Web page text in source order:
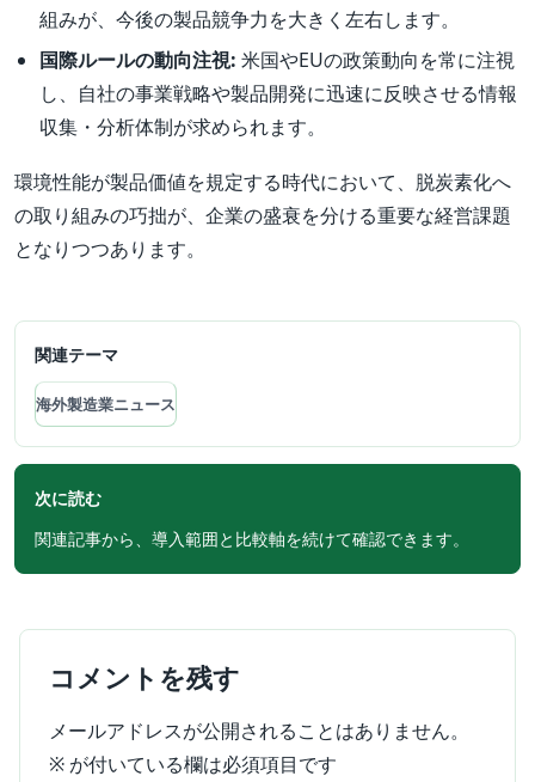
組みが、今後の製品競争力を大きく左右します。
国際ルールの動向注視: 米国やEUの政策動向を常に注視
し、自社の事業戦略や製品開発に迅速に反映させる情報
収集・分析体制が求められます。
環境性能が製品価値を規定する時代において、脱炭素化へ
の取り組みの巧拙が、企業の盛衰を分ける重要な経営課題
となりつつあります。
関連テーマ
海外製造業ニュース
次に読む
関連記事から、導入範囲と比較軸を続けて確認できます。
コメントを残す
メールアドレスが公開されることはありません。
※ が付いている欄は必須項目です